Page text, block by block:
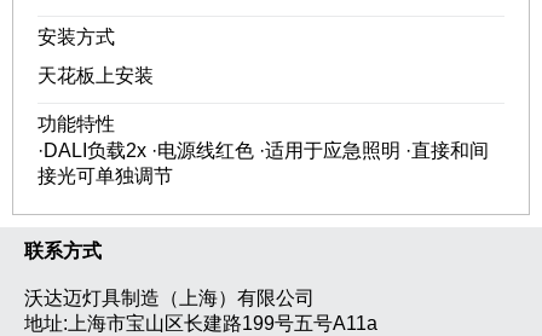
安装方式
天花板上安装
功能特性
·DALI负载2x ·电源线红色 ·适用于应急照明 ·直接和间
接光可单独调节
联系方式
沃达迈灯具制造（上海）有限公司
地址:上海市宝山区长建路199号五号A11a